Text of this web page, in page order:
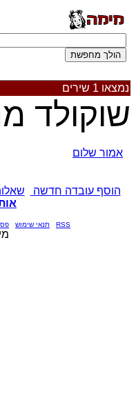
נמצאו 1 שירים
שוקולד
אמור שלום
הוסף עובדה חדשה
RSS תנאי שימוש